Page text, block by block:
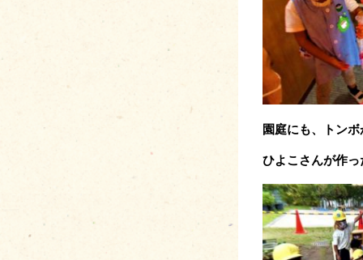
園庭にも、トン
ひよこさんが作